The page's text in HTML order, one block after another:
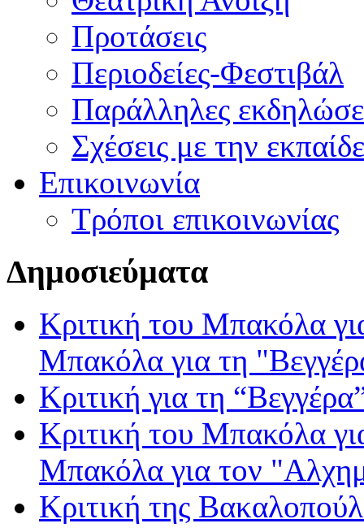
Προτάσεις
Περιοδείες-Φεστιβάλ
Παράλληλες
Σχέσεις με την
Επικοινωνία
Τρόποι επικοινωνίας
Δημοσιεύματα
Κριτική του Μπακόλα
Μπακόλα για τη
Κριτική για τη
Κριτική του Μπακόλα
Μπακόλα για τον
Κριτική της